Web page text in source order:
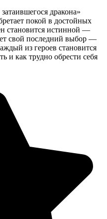
дракона»
покой в достойных
становится истинной —
свой последний выбор —
из героев становится
и как трудно обрести себя